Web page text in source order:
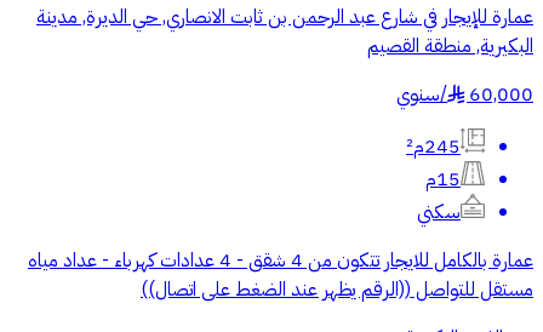
عمارة للإيجار في شارع عبد الرحمن بن ثابت الانصاري, حي الديرة, مدينة
البكيرية, منطقة القصيم
60,000
§
/سنوي
245م²
15م
سكني
عمارة بالكامل للايجار تتكون من 4 شقق - 4 عدادات كهرباء - عداد مياه
مستقل للتواصل ((الرقم يظهر عند الضغط على اتصال))